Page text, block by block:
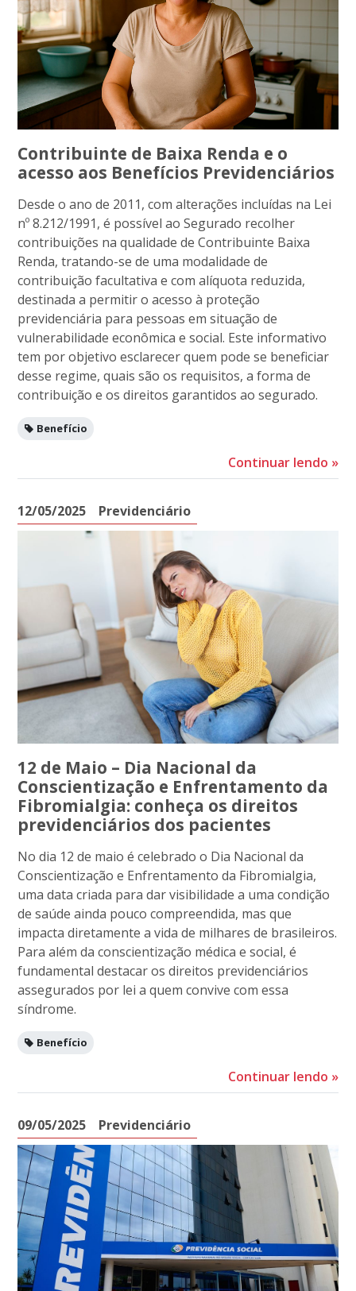
Contribuinte de Baixa Renda e o
acesso aos Benefícios Previdenciários
Desde o ano de 2011, com alterações incluídas na Lei
nº 8.212/1991, é possível ao Segurado recolher
contribuições na qualidade de Contribuinte Baixa
Renda, tratando-se de uma modalidade de
contribuição facultativa e com alíquota reduzida,
destinada a permitir o acesso à proteção
previdenciária para pessoas em situação de
vulnerabilidade econômica e social. Este informativo
tem por objetivo esclarecer quem pode se beneficiar
desse regime, quais são os requisitos, a forma de
contribuição e os direitos garantidos ao segurado.
Benefício
Continuar lendo »
12/05/2025 Previdenciário
12 de Maio – Dia Nacional da
Conscientização e Enfrentamento da
Fibromialgia: conheça os direitos
previdenciários dos pacientes
No dia 12 de maio é celebrado o Dia Nacional da
Conscientização e Enfrentamento da Fibromialgia,
uma data criada para dar visibilidade a uma condição
de saúde ainda pouco compreendida, mas que
impacta diretamente a vida de milhares de brasileiros.
Para além da conscientização médica e social, é
fundamental destacar os direitos previdenciários
assegurados por lei a quem convive com essa
síndrome.
Benefício
Continuar lendo »
09/05/2025 Previdenciário